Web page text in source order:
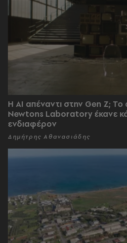
Η AI απέναντι στην Gen Z;
Newtons Laboratory έκανε
ενδιαφέρον
Δημήτρης Αθανασιάδης